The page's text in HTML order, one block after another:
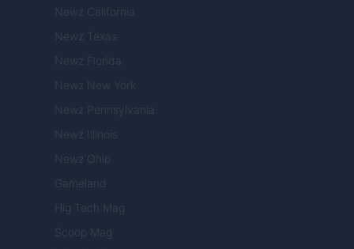
Newz California
Newz Texas
Newz Florida
Newz New York
Newz Pennsylvania
Newz Illinois
Newz Ohio
Gameland
Hig Tech Mag
Scoop Mag